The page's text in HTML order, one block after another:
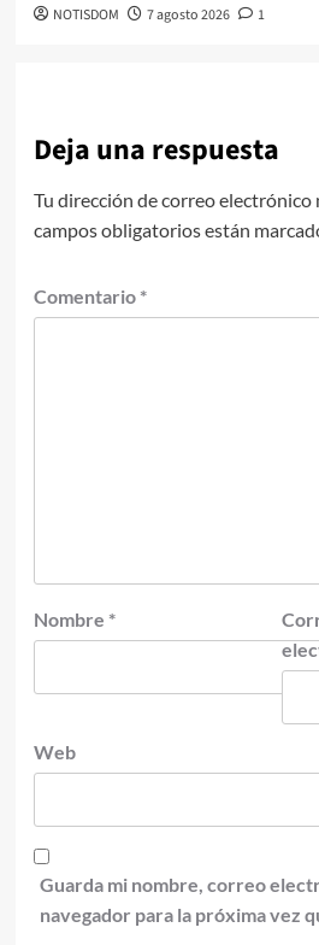
NOTISDOM 7 agosto 2026 1
Deja una respuesta
Tu dirección de correo electrónico
campos obligatorios están
Comentario *
Nombre *
Web
Guarda mi nombre, correo
navegador para la próxima vez